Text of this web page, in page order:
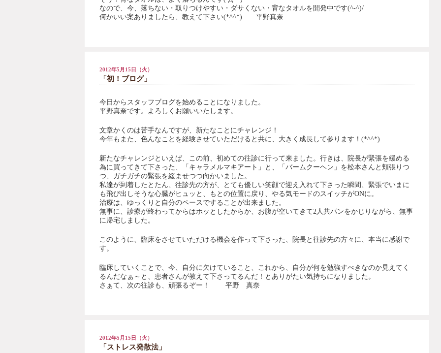
なので、今、落ちない・取りつけやすい・ダサくない・背なタオルを開発中です(^-^)/
何かいい案ありましたら、教えて下さい(*^^*) 平野真奈
2012年5月15日（火）
「初！ブログ」
今日からスタッフブログを始めることになりました。
平野真奈です。よろしくお願いいたします。
文章かくのは苦手なんですが、新たなことにチャレンジ！
今年もまた、色んなことを経験させていただけると共に、大きく成長して参ります！(*^^*)
新たなチャレンジといえば、この前、初めての往診に行って来ました。行きは、院長が緊張を緩める
為に買ってきて下さった、「キャラメルマキアート」と、「バームクーヘン」を松本さんと頬張りつ
つ、ガチガチの緊張を緩ませつつ向かいました。
私達が到着したとたん、往診先の方が、とても優しい笑顔で迎え入れて下さった瞬間、緊張でいまに
も飛び出しそうな心臓がヒュッと、もとの位置に戻り、やる気モードのスイッチがONに。
治療は、ゆっくりと自分のペースですることが出来ました。
無事に、診療が終わってからはホッとしたからか、お腹が空いてきて2人共パンをかじりながら、無事
に帰宅しました。
このように、臨床をさせていただける機会を作って下さった、院長と往診先の方々に、本当に感謝で
す。
臨床していくことで、今、自分に欠けていること、これから、自分が何を勉強すべきなのか見えてく
るんだなぁ～と、患者さんが教えて下さってるんだ！とありがたい気持ちになりました。
さぁて、次の往診も、頑張るぞー！ 平野 真奈
2012年5月15日（火）
「ストレス発散法」